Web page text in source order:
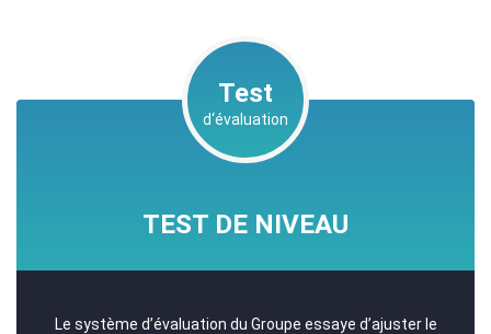
Test
d‘évaluation
TEST DE NIVEAU
Le système d’évaluation du Groupe essaye d’ajuster le